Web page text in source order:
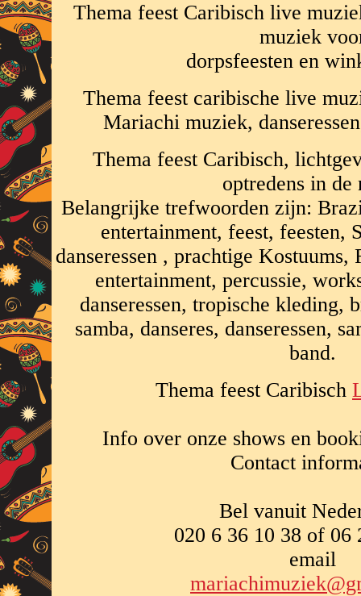
Thema feest Caribisch live
muziek
dorpsfeesten en
Thema feest caribische live
Mariachi muziek,
Thema feest Caribisch,
optredens in de
Belangrijke trefwoorden zijn:
entertainment, feest, feesten,
danseressen , prachtige
entertainment, percussie,
danseressen, tropische kleding,
samba, danseres, danseressen,
band.
Thema feest Caribisch
Info over onze shows en
Contact
Bel vanuit
020 6 36 10 38 of 06
email